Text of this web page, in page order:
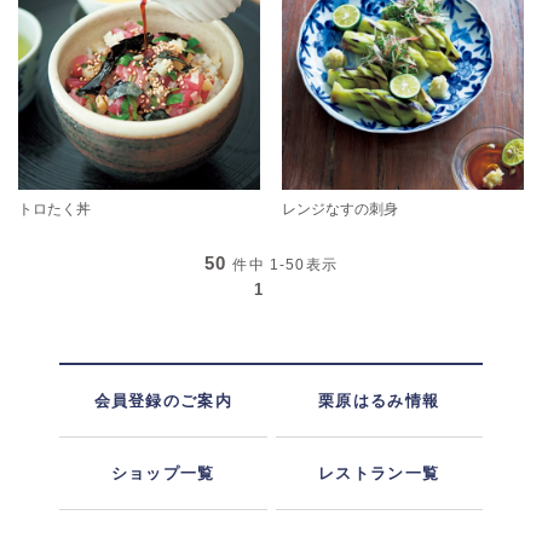
トロたく丼 レンジなすの刺身
50 件中 1-50表示
1
会員登録のご案内 栗原はるみ情報
ショップ一覧 レストラン一覧